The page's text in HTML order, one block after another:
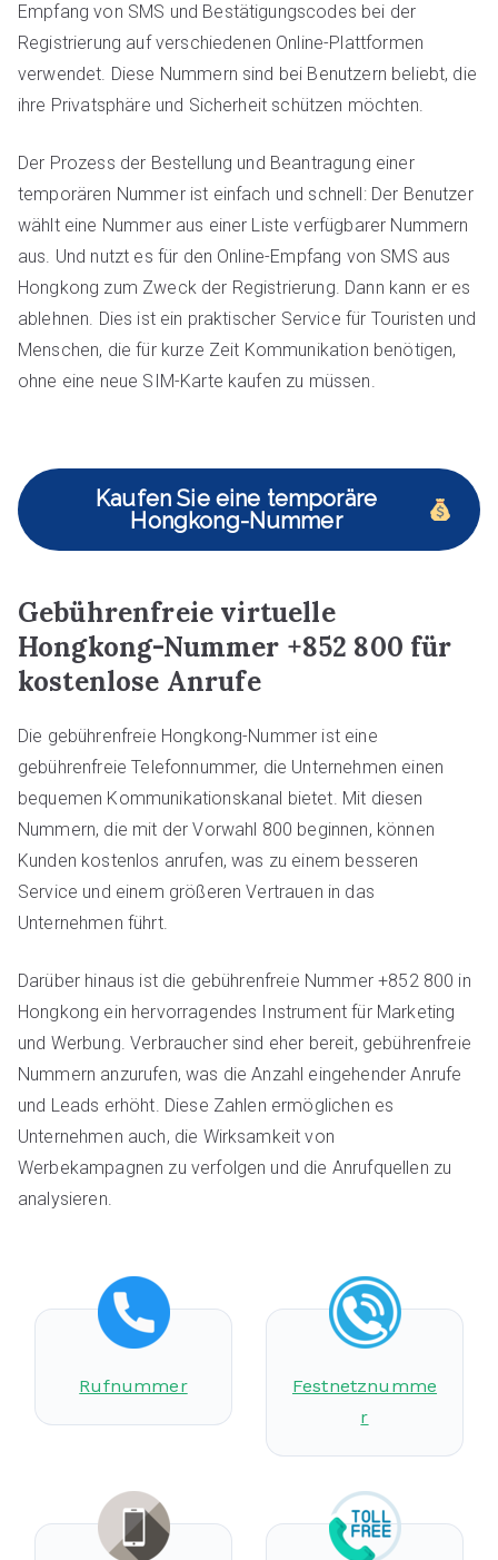
Empfang von SMS und Bestätigungscodes bei der
Registrierung auf verschiedenen Online-Plattformen
verwendet. Diese Nummern sind bei Benutzern beliebt, die
ihre Privatsphäre und Sicherheit schützen möchten.
Der Prozess der Bestellung und Beantragung einer
temporären Nummer ist einfach und schnell: Der Benutzer
wählt eine Nummer aus einer Liste verfügbarer Nummern
aus. Und nutzt es für den Online-Empfang von SMS aus
Hongkong zum Zweck der Registrierung. Dann kann er es
ablehnen. Dies ist ein praktischer Service für Touristen und
Menschen, die für kurze Zeit Kommunikation benötigen,
ohne eine neue SIM-Karte kaufen zu müssen.
Kaufen Sie eine temporäre
Hongkong-Nummer
Gebührenfreie virtuelle
Hongkong-Nummer +852 800 für
kostenlose Anrufe
Die gebührenfreie Hongkong-Nummer ist eine
gebührenfreie Telefonnummer, die Unternehmen einen
bequemen Kommunikationskanal bietet. Mit diesen
Nummern, die mit der Vorwahl 800 beginnen, können
Kunden kostenlos anrufen, was zu einem besseren
Service und einem größeren Vertrauen in das
Unternehmen führt.
Darüber hinaus ist die gebührenfreie Nummer +852 800 in
Hongkong ein hervorragendes Instrument für Marketing
und Werbung. Verbraucher sind eher bereit, gebührenfreie
Nummern anzurufen, was die Anzahl eingehender Anrufe
und Leads erhöht. Diese Zahlen ermöglichen es
Unternehmen auch, die Wirksamkeit von
Werbekampagnen zu verfolgen und die Anrufquellen zu
analysieren.
Rufnummer
Festnetznumme
r